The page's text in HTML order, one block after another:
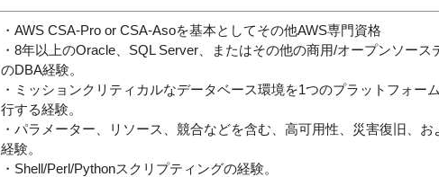
・AWS CSA-Pro or CSA-Asoを基本としてその他AWS専門資格
・8年以上のOracle、SQL Server、またはその他の商用/オープンソー
のDBA経験。
・ミッションクリティカルなデータベース環境を1つのプラットフォー
行する経験。
・パラメーター、リソース、競合などを含む、高可用性、災害復旧、
経験。
・Shell/Perl/Pythonスクリプティングの経験。